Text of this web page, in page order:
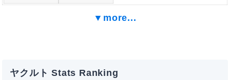
▼more...
ヤクルト Stats Ranking